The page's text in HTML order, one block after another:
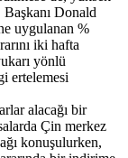
Donald
uygulanan %
iki hafta
yönlü
ertelemesi
alacağı bir
Çin merkez
konuşulurken,